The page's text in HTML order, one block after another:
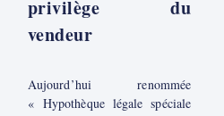
privilège du
vendeur
Aujourd’hui renommée
« Hypothèque légale spéciale